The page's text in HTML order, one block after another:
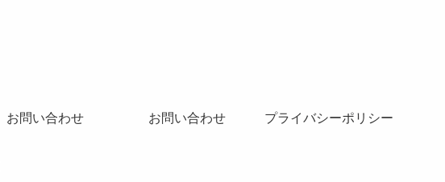
お問い合わせ お問い合わせ プライバシーポリシー